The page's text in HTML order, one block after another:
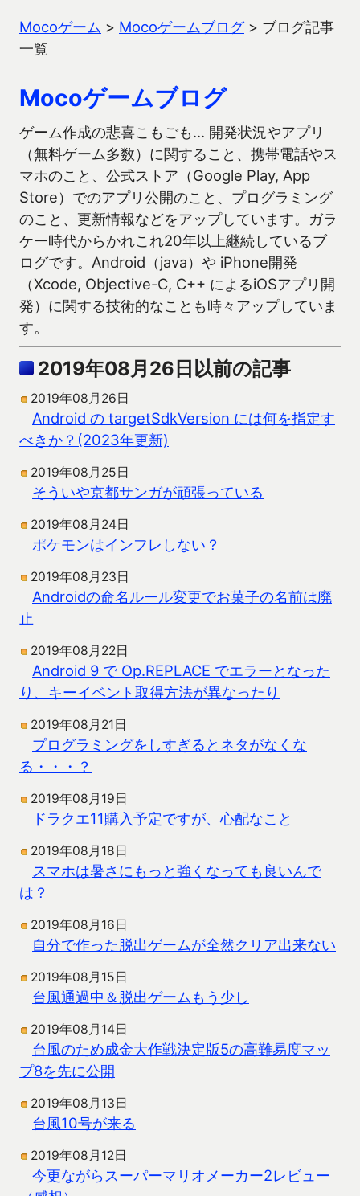
Mocoゲーム > Mocoゲームブログ> ブログ記事
一覧
Mocoゲームブログ
ゲーム作成の悲喜こもごも… 開発状況やアプリ
（無料ゲーム多数）に関すること、携帯電話やス
マホのこと、公式ストア（Google Play, App
Store）でのアプリ公開のこと、プログラミング
のこと、更新情報などをアップしています。ガラ
ケー時代からかれこれ20年以上継続しているブ
ログです。Android（java）や iPhone開発
（Xcode, Objective-C, C++ によるiOSアプリ開
発）に関する技術的なことも時々アップしていま
す。
2019年08月26日以前の記事
2019年08月26日
Android の targetSdkVersion には何を指定す
べきか？(2023年更新)
2019年08月25日
そういや京都サンガが頑張っている
2019年08月24日
ポケモンはインフレしない？
2019年08月23日
Androidの命名ルール変更でお菓子の名前は廃
止
2019年08月22日
Android 9 で Op.REPLACE でエラーとなった
り、キーイベント取得方法が異なったり
2019年08月21日
プログラミングをしすぎるとネタがなくな
る・・・？
2019年08月19日
ドラクエ11購入予定ですが、心配なこと
2019年08月18日
スマホは暑さにもっと強くなっても良いんで
は？
2019年08月16日
自分で作った脱出ゲームが全然クリア出来ない
2019年08月15日
台風通過中＆脱出ゲームもう少し
2019年08月14日
台風のため成金大作戦決定版5の高難易度マッ
プ8を先に公開
2019年08月13日
台風10号が来る
2019年08月12日
今更ながらスーパーマリオメーカー2レビュー